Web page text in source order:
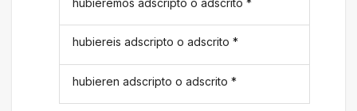
hubiéremos adscripto o adscrito *
hubiereis adscripto o adscrito *
hubieren adscripto o adscrito *